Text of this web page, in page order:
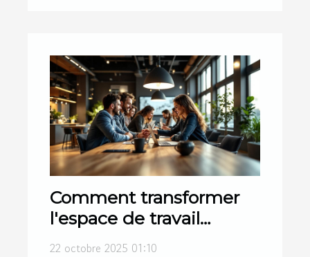
Comment transformer
l'espace de travail
partagé en réseau
22 octobre 2025 01:10